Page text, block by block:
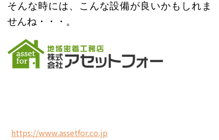
そんな時には、こんな設備が良いかもしれま
せんね・・・。
https://www.assetfor.co.jp